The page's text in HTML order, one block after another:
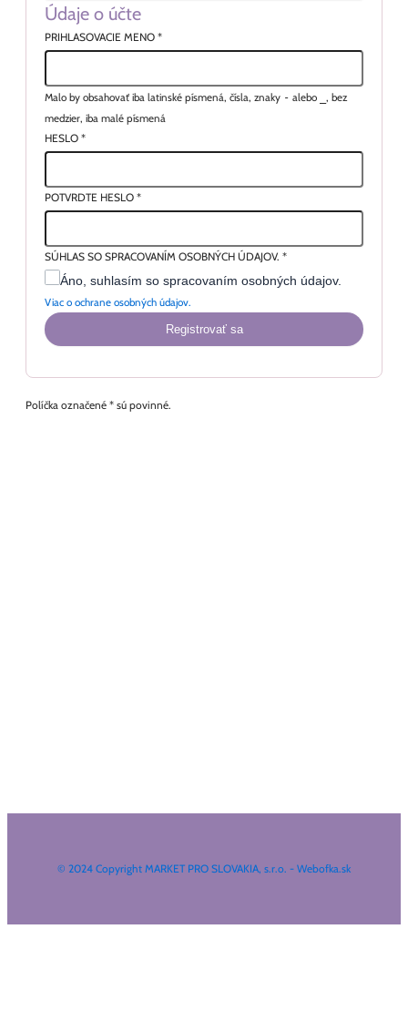
Údaje o účte
PRIHLASOVACIE MENO *
Malo by obsahovať iba latinské písmená, čísla, znaky - alebo
, bez
medzier, iba malé písmená
HESLO *
POTVRDTE HESLO *
SÚHLAS SO SPRACOVANÍM OSOBNÝCH ÚDAJOV. *
Áno, suhlasím so spracovaním osobných údajov.
Viac o ochrane osobných údajov.
Registrovať sa
Políčka označené * sú povinné.
© 2024 Copyright MARKET PRO SLOVAKIA, s.r.o. - Webofka.sk